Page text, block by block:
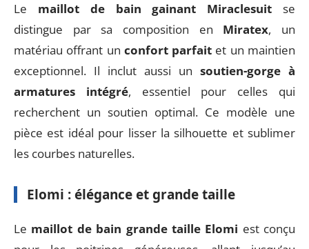
Le maillot de bain gainant Miraclesuit se
distingue par sa composition en Miratex, un
matériau offrant un confort parfait et un maintien
exceptionnel. Il inclut aussi un soutien-gorge à
armatures intégré, essentiel pour celles qui
recherchent un soutien optimal. Ce modèle une
pièce est idéal pour lisser la silhouette et sublimer
les courbes naturelles.
Elomi : élégance et grande taille
Le maillot de bain grande taille Elomi est conçu